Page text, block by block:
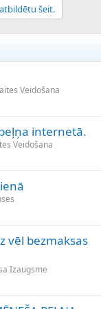
šeit.
Veidošana
internetā.
Veidošana
vēl bezmaksas
Izaugsme